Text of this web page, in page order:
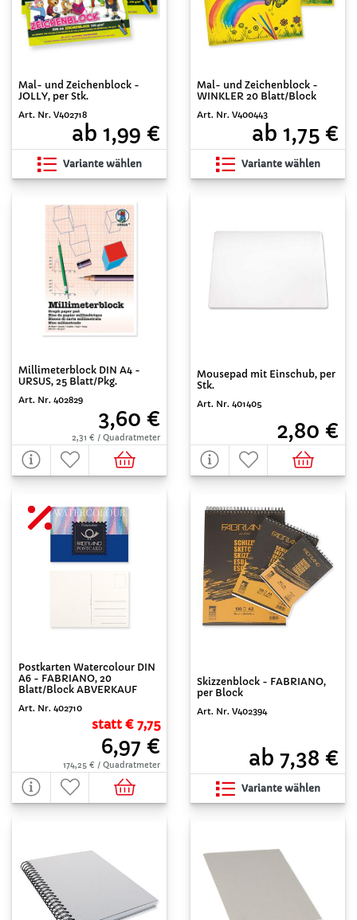
Mal- und Zeichenblock -
JOLLY, per Stk.
Art. Nr. V402718
ab 1,99 €
Variante wählen
Mal- und Zeichenblock -
WINKLER 20 Blatt/Block
Art. Nr. V400443
ab 1,75 €
Variante wählen
Millimeterblock DIN A4 -
URSUS, 25 Blatt/Pkg.
Art. Nr. 402829
3,60 €
2,31 € / Quadratmeter
Mousepad mit Einschub, per
Stk.
Art. Nr. 401405
2,80 €
Postkarten Watercolour DIN
A6 - FABRIANO, 20
Blatt/Block ABVERKAUF
Art. Nr. 402710
statt € 7,75
6,97 €
174,25 € / Quadratmeter
Skizzenblock - FABRIANO,
per Block
Art. Nr. V402394
ab 7,38 €
Variante wählen